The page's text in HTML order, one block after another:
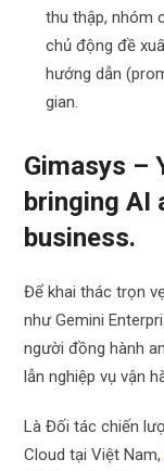
thu thập, nhóm
chủ động đề
hướng dẫn
gian.
Gimasys –
bringing AI
business.
Để khai thác trọn
như Gemini
người đồng hành
lẫn nghiệp vụ vận
Là Đối tác chiến
Cloud tại Việt